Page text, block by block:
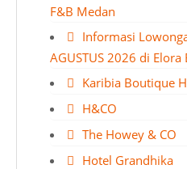
F&B Medan
Informasi
AGUSTUS 2026 di
Karibia Boutique
H&CO
The Howey & CO
Hotel Grandhika